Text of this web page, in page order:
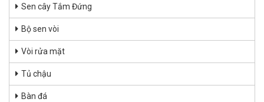
Sen cây Tắm Đứng
Bộ sen vòi
Vòi rửa mặt
Tủ chậu
Bàn đá